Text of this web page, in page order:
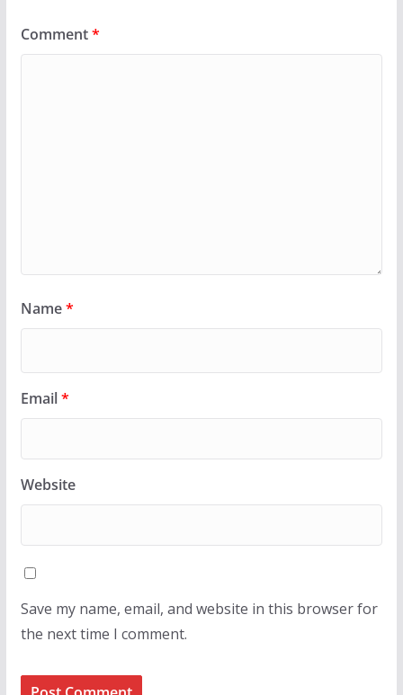
Comment*
Name*
Email*
Website
Save my name, email, and website in this browser for
the next time I comment.